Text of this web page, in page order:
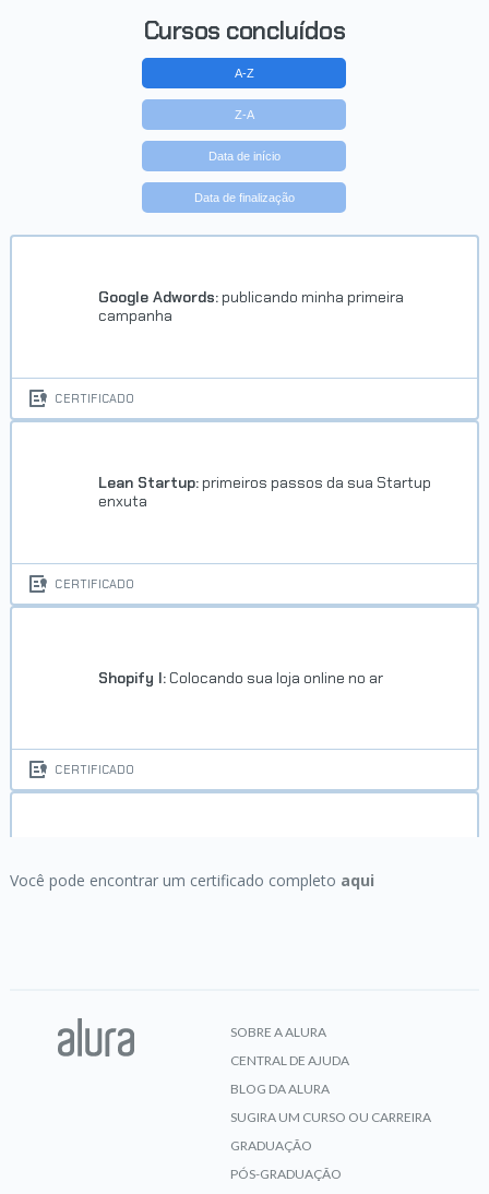
Cursos concluídos
A-Z
Z-A
Data de início
Data de finalização
Google Adwords: publicando minha primeira
campanha
CERTIFICADO
Lean Startup: primeiros passos da sua Startup
enxuta
CERTIFICADO
Shopify I: Colocando sua loja online no ar
CERTIFICADO
programadores
Você pode encontrar um certificado completo aqui
SOBRE A ALURA
CENTRAL DE AJUDA
BLOG DA ALURA
SUGIRA UM CURSO OU CARREIRA
GRADUAÇÃO
PÓS-GRADUAÇÃO